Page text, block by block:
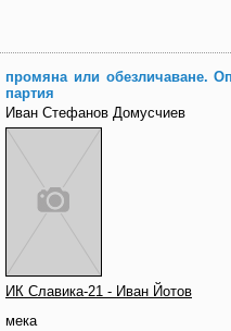
промяна или обезличаване.
партия
Иван Стефанов Домусчиев
ИК Славика-21 - Иван Йотов
мека